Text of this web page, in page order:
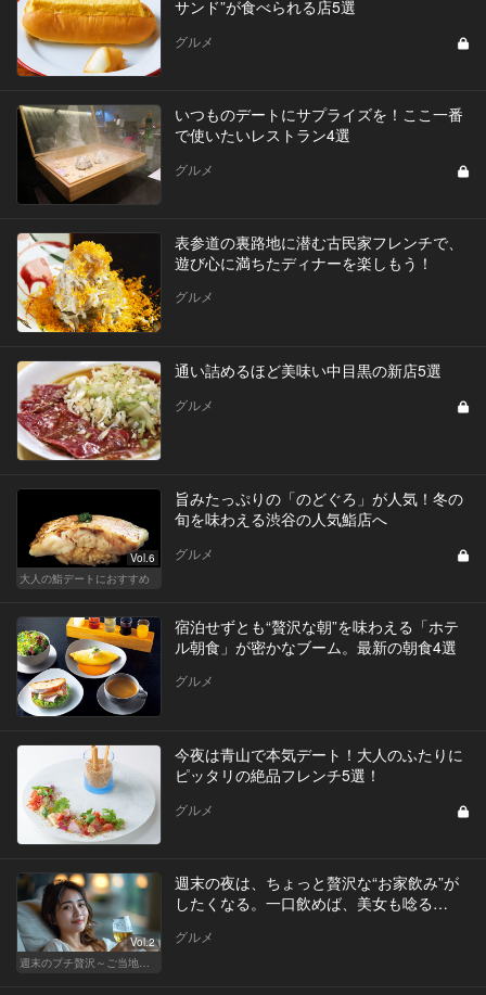
サンド”が食べられる店5選
グルメ
いつものデートにサプライズを！ここ一番
で使いたいレストラン4選
グルメ
表参道の裏路地に潜む古民家フレンチで、
遊び心に満ちたディナーを楽しもう！
グルメ
通い詰めるほど美味い中目黒の新店5選
グルメ
Vol.6
大人の鮨デートにおすすめ
旨みたっぷりの「のどぐろ」が人気！冬の
旬を味わえる渋谷の人気鮨店へ
グルメ
宿泊せずとも“贅沢な朝”を味わえる「ホテ
ル朝食」が密かなブーム。最新の朝食4選
グルメ
今夜は青山で本気デート！大人のふたりに
ピッタリの絶品フレンチ5選！
グルメ
Vol.2
週末の夜は、ちょっと贅沢な“お家飲み”が
したくなる。一口飲めば、美女も唸る…
グルメ